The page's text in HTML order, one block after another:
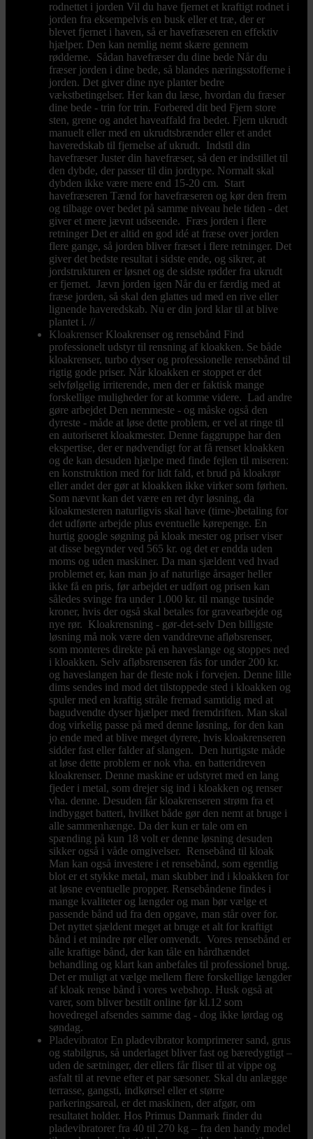
rodnettet i jorden Vil du have fjernet et kraftigt rodnet i
jorden fra eksempelvis en busk eller et træ, der er
blevet fjernet i haven, så er havefræseren en effektiv
hjælper. Den kan nemlig nemt skære gennem
rødderne. Sådan havefræser du dine bede Når du
fræser jorden i dine bede, så blandes næringsstofferne i
jorden. Det giver dine nye planter bedre
vækstbetingelser. Her kan du læse, hvordan du fræser
dine bede - trin for trin. Forbered dit bed Fjern store
sten, grene og andet haveaffald fra bedet. Fjern ukrudt
manuelt eller med en ukrudtsbrænder eller et andet
haveredskab til fjernelse af ukrudt. Indstil din
havefræser Juster din havefræser, så den er indstillet til
den dybde, der passer til din jordtype. Normalt skal
dybden ikke være mere end 15-20 cm. Start
havefræseren Tænd for havefræseren og kør den frem
og tilbage over bedet på samme niveau hele tiden - det
giver et mere jævnt udseende. Fræs jorden i flere
retninger Det er altid en god idé at fræse over jorden
flere gange, så jorden bliver fræset i flere retninger. Det
giver det bedste resultat i sidste ende, og sikrer, at
jordstrukturen er løsnet og de sidste rødder fra ukrudt
er fjernet. Jævn jorden igen Når du er færdig med at
fræse jorden, så skal den glattes ud med en rive eller
lignende haveredskab. Nu er din jord klar til at blive
plantet i. //
Kloakrenser Kloakrenser og rensebånd Find
professionelt udstyr til rensning af kloakken. Se både
kloakrenser, turbo dyser og professionelle rensebånd til
rigtig gode priser. Når kloakken er stoppet er det
selvfølgelig irriterende, men der er faktisk mange
forskellige muligheder for at komme videre. Lad andre
gøre arbejdet Den nemmeste - og måske også den
dyreste - måde at løse dette problem, er vel at ringe til
en autoriseret kloakmester. Denne faggruppe har den
ekspertise, der er nødvendigt for at få renset kloakken
og de kan desuden hjælpe med finde fejlen til miseren:
en konstruktion med for lidt fald, et brud på kloakrør
eller andet der gør at kloakken ikke virker som førhen.
Som nævnt kan det være en ret dyr løsning, da
kloakmesteren naturligvis skal have (time-)betaling for
det udførte arbejde plus eventuelle kørepenge. En
hurtig google søgning på kloak mester og priser viser
at disse begynder ved 565 kr. og det er endda uden
moms og uden maskiner. Da man sjældent ved hvad
problemet er, kan man jo af naturlige årsager heller
ikke få en pris, før arbejdet er udført og prisen kan
således svinge fra under 1.000 kr. til mange tusinde
kroner, hvis der også skal betales for gravearbejde og
nye rør. Kloakrensning - gør-det-selv Den billigste
løsning må nok være den vanddrevne afløbsrenser,
som monteres direkte på en haveslange og stoppes ned
i kloakken. Selv afløbsrenseren fås for under 200 kr.
og haveslangen har de fleste nok i forvejen. Denne lille
dims sendes ind mod det tilstoppede sted i kloakken og
spuler med en kraftig stråle fremad samtidig med at
bagudvendte dyser hjælper med fremdriften. Man skal
dog virkelig passe på med denne løsning, for den kan
jo ende med at blive meget dyrere, hvis kloakrenseren
sidder fast eller falder af slangen. Den hurtigste måde
at løse dette problem er nok vha. en batteridreven
kloakrenser. Denne maskine er udstyret med en lang
fjeder i metal, som drejer sig ind i kloakken og renser
vha. denne. Desuden får kloakrenseren strøm fra et
indbygget batteri, hvilket både gør den nemt at bruge i
alle sammenhænge. Da der kun er tale om en
spænding på kun 18 volt er denne løsning desuden
sikker også i våde omgivelser. Rensebånd til kloak
Man kan også investere i et rensebånd, som egentlig
blot er et stykke metal, man skubber ind i kloakken for
at løsne eventuelle propper. Rensebåndene findes i
mange kvaliteter og længder og man bør vælge et
passende bånd ud fra den opgave, man står over for.
Det nyttet sjældent meget at bruge et alt for kraftigt
bånd i et mindre rør eller omvendt. Vores rensebånd er
alle kraftige bånd, der kan tåle en hårdhændet
behandling og klart kan anbefales til professionel brug.
Det er muligt at vælge mellem flere forskellige længder
af kloak rense bånd i vores webshop. Husk også at
varer, som bliver bestilt online før kl.12 som
hovedregel afsendes samme dag - dog ikke lørdag og
søndag.
Pladevibrator En pladevibrator komprimerer sand, grus
og stabilgrus, så underlaget bliver fast og bæredygtigt –
uden de sætninger, der ellers får fliser til at vippe og
asfalt til at revne efter et par sæsoner. Skal du anlægge
terrasse, gangsti, indkørsel eller et større
parkeringsareal, er det maskinen, der afgør, om
resultatet holder. Hos Primus Danmark finder du
pladevibratorer fra 40 til 270 kg – fra den handy model